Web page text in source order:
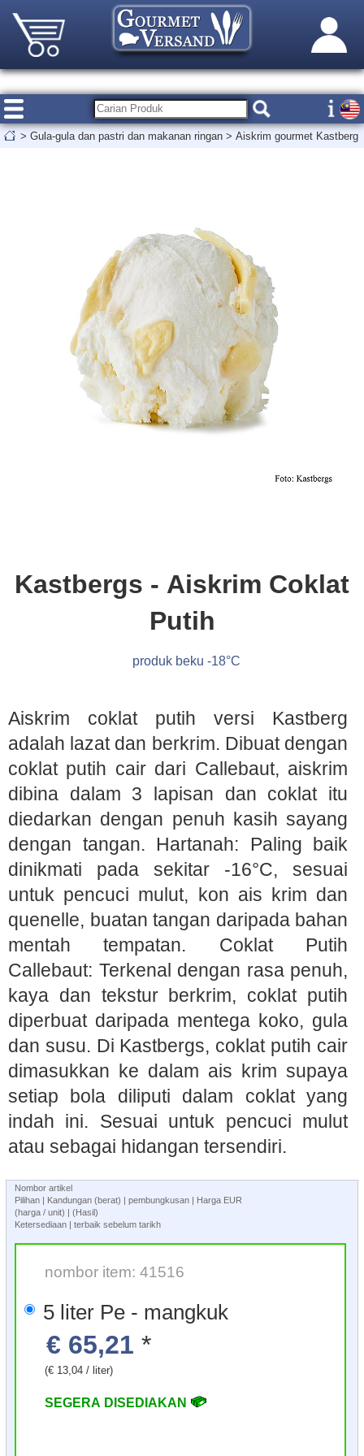
> Gula-gula dan pastri dan makanan ringan > Aiskrim gourmet Kastberg
Kastbergs - Aiskrim Coklat
Putih
produk beku -18°C
Aiskrim coklat putih versi Kastberg
adalah lazat dan berkrim. Dibuat dengan
coklat putih cair dari Callebaut, aiskrim
dibina dalam 3 lapisan dan coklat itu
diedarkan dengan penuh kasih sayang
dengan tangan. Hartanah: Paling baik
dinikmati pada sekitar -16°C, sesuai
untuk pencuci mulut, kon ais krim dan
quenelle, buatan tangan daripada bahan
mentah tempatan. Coklat Putih
Callebaut: Terkenal dengan rasa penuh,
kaya dan tekstur berkrim, coklat putih
diperbuat daripada mentega koko, gula
dan susu. Di Kastbergs, coklat putih cair
dimasukkan ke dalam ais krim supaya
setiap bola diliputi dalam coklat yang
indah ini. Sesuai untuk pencuci mulut
atau sebagai hidangan tersendiri.
Nombor artikel
Pilihan | Kandungan (berat) | pembungkusan | Harga EUR
(harga / unit) | (Hasil)
Ketersediaan | terbaik sebelum tarikh
nombor item: 41516
5 liter Pe - mangkuk
€ 65,21 *
(€ 13,04 / liter)
SEGERA DISEDIAKAN